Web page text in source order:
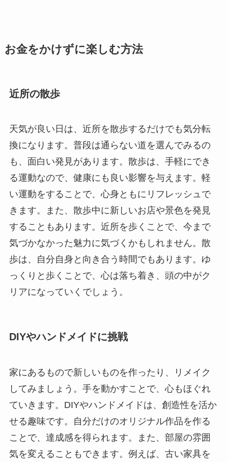
お金をかけずに楽しむ方法
近所の散歩
天気が良い日は、近所を散歩するだけでも気分転
換になります。普段は通らない道を選んでみるの
も、面白い発見があります。散歩は、手軽にでき
る運動なので、健康にも良い影響を与えます。軽
い運動をすることで、心身ともにリフレッシュで
きます。また、散歩中に新しいお店や景色を発見
することもあります。近所を歩くことで、今まで
気づかなかった魅力に気づくかもしれません。散
歩は、自分自身と向き合う時間でもあります。ゆ
っくりと歩くことで、心は落ち着き、頭の中がク
リアになっていくでしょう。
DIYやハンドメイドに挑戦
家にあるもので新しいものを作ったり、リメイク
してみましょう。手を動かすことで、心もほぐれ
ていきます。DIYやハンドメイドは、創造性を活か
せる趣味です。自分だけのオリジナル作品を作る
ことで、達成感を得られます。また、部屋の雰囲
気を変えることもできます。例えば、古い家具を